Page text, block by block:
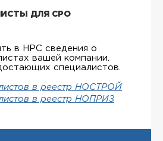
ДЛЯ СРО
в НРС сведения о
вашей компании.
специалистов.
в реестр НОСТРОЙ
в реестр НОПРИЗ